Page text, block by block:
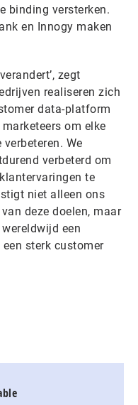
binding versterken.
en Innogy maken
zegt
realiseren zich
data-platform
om elke
We
verbeterd om
te
niet alleen ons
deze doelen, maar
een
sterk customer